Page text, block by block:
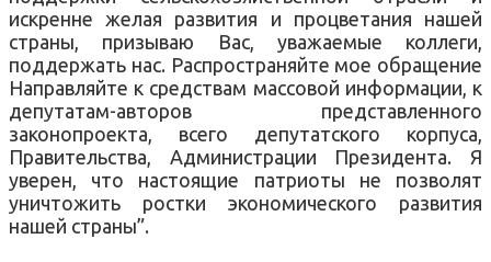
искренне желая развития и процветания нашей
страны, призываю Вас, уважаемые коллеги,
поддержать нас. Распространяйте мое обращение
Направляйте к средствам массовой информации, к
депутатам-авторов представленного
законопроекта, всего депутатского корпуса,
Правительства, Администрации Президента. Я
уверен, что настоящие патриоты не позволят
уничтожить ростки экономического развития
нашей страны”.